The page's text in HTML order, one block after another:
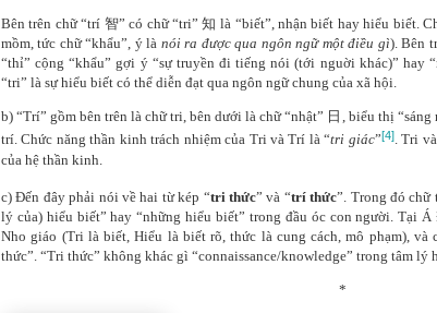
Bên trên chữ “trí 智” có chữ “tri”知 là “biết”, nhận biết hay hiểu biết.
mồm, tức chữ “khẩu”, ý là nói ra được qua ngôn ngữ một điều gì). Bên
“thỉ” cộng “khẩu” gợi ý “sự truyền đi tiếng nói (tới nguời khác)” hay
“tri” là sự hiểu biết có thể diễn đạt qua ngôn ngữ chung của xã hội.
b) “Trí” gồm bên trên là chữ tri, bên dưới là chữ “nhật” 日 , biểu thị “sáng
trí. Chức năng thần kinh trách nhiệm của Tri và Trí là “tri giác”[4]. Tri
của hệ thần kinh.
c) Đến đây phải nói về hai từ kép “tri thức” và “trí thức”. Trong đó chữ
lý của) hiểu biết” hay “những hiểu biết” trong đầu óc con người. Tại
Nho giáo (Tri là biết, Hiểu là biết rõ, thức là cung cách, mô phạm), và
thức”. “Tri thức” không khác gì “connaissance/knowledge” trong tâm lý
*